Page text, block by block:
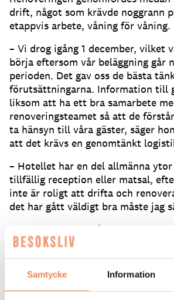
Samtycke Information
drift, något som krävde noggrann
etappvis arbete, våning för våning.
– Vi drog igång 1 december, vilket
börja eftersom vår beläggning går
perioden. Det gav oss de bästa
förutsättningarna. Information till
liksom att ha ett bra samarbete
renoveringsteamet så att de
ta hänsyn till våra gäster, säger
att det krävs en genomtänkt
– Hotellet har en del allmänna
tillfällig reception eller matsal,
inte är roligt att drifta och
det har gått väldigt bra måste jag
Spökjägare på hotellet
Home Hotel Bilan
öppnade 1988
med den nya renoveringen har
plats i inredningen. I källaren